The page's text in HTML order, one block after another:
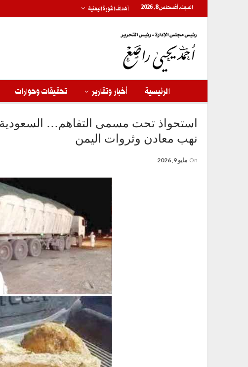
السبت, أغسطس 8, 2026 أهداف الثورة اليمنية
الرئيسية أخبار وتقارير تحقيقات وحوارات
استحواذ تحت مسمى التفاهم…
نهب معادن وثروات اليمن
On مايو 9, 2026